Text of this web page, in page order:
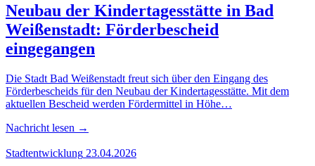
Neu­bau der Kin­der­ta­ges­stät­te in Bad
Wei­ßen­stadt: För­der­be­scheid
eingegangen
Die Stadt Bad Weißenstadt freut sich über den Eingang des
Förderbescheids für den Neubau der Kindertagesstätte. Mit dem
aktuellen Bescheid werden Fördermittel in Höhe…
Nachricht lesen →
Stadtentwicklung 23.04.2026